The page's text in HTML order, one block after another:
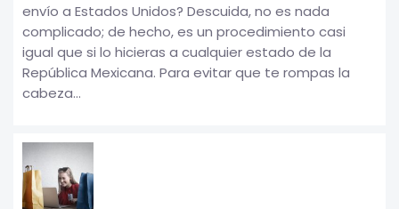
envío a Estados Unidos? Descuida, no es nada
complicado; de hecho, es un procedimiento casi
igual que si lo hicieras a cualquier estado de la
República Mexicana. Para evitar que te rompas la
cabeza...